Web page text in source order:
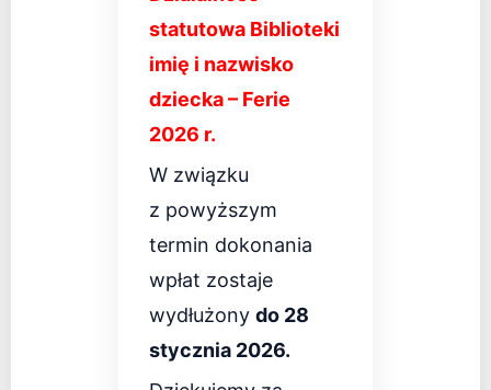
statutowa Biblioteki
imię i nazwisko
dziecka – Ferie
2026 r.
W związku
z powyższym
termin dokonania
wpłat zostaje
wydłużony do 28
stycznia 2026.